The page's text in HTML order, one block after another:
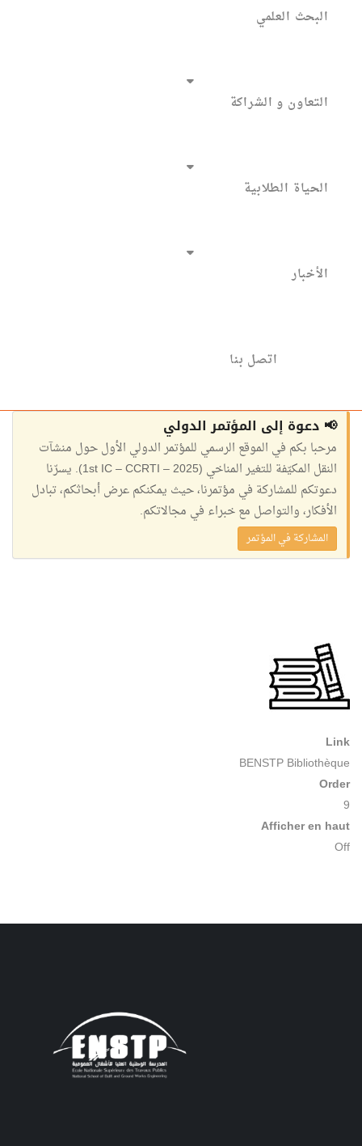
البحث العلمي
التعاون و الشراكة
الحياة الطلابية
الأخبار
اتصل بنا
📢 دعوة إلى المؤتمر الدولي
مرحبا بكم في الموقع الرسمي للمؤتمر الدولي الأول حول منشآت
النقل المكيّفة للتغير المناخي (1st IC – CCRTI – 2025). يسرّنا
دعوتكم للمشاركة في مؤتمرنا، حيث يمكنكم عرض أبحاثكم، تبادل
الأفكار، والتواصل مع خبراء في مجالاتكم.
المشاركة في المؤتمر
Link
BENSTP Bibliothèque
Order
9
Afficher en haut
Off